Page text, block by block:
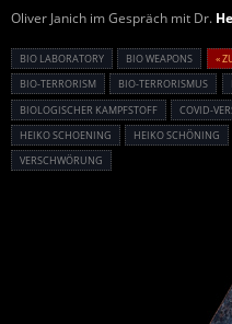
Oliver Janich im Gespräch mit Dr.
BIO LABORATORY BIO WEAPONS «
BIO-TERRORISM
BIO-TERRORISMUS
BIOLOGISCHER KAMPFSTOFF
COVID-
HEIKO SCHOENING
HEIKO SCHÖNING
VERSCHWÖRUNG